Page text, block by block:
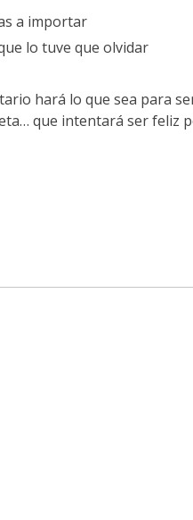
a importar
lo tuve que olvidar
hará lo que sea para
que intentará ser feliz